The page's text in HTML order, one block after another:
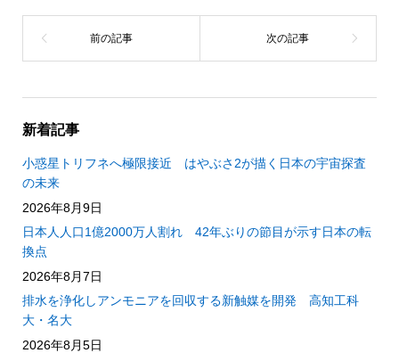
新着記事
小惑星トリフネへ極限接近 はやぶさ2が描く日本の宇宙探査
の未来
2026年8月9日
日本人人口1億2000万人割れ 42年ぶりの節目が示す日本の転
換点
2026年8月7日
排水を浄化しアンモニアを回収する新触媒を開発 高知工科
大・名大
2026年8月5日